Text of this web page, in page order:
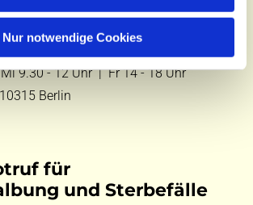
Nur notwendige Cookies
hildegard-von-bingen.de
Mi 9.30 - 12 Uhr |Fr 14 - 18 Uhr
Berlin
für
und Sterbefälle